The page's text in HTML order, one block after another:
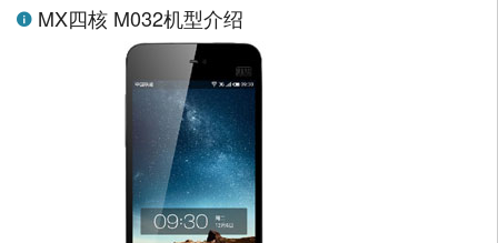
MX四核 M032机型介绍